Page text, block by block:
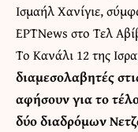
Ισμαήλ Χανίγιε,
ΕΡΤNews στο Τελ
Το Κανάλι 12 της
διαμεσολαβητές
αφήσουν για το
δύο διαδρόμων